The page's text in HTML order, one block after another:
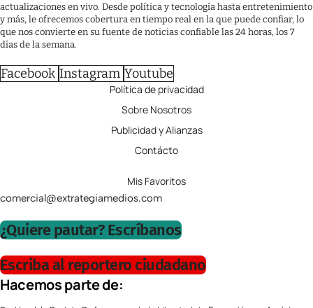
actualizaciones en vivo. Desde política y tecnología hasta entretenimiento
y más, le ofrecemos cobertura en tiempo real en la que puede confiar, lo
que nos convierte en su fuente de noticias confiable las 24 horas, los 7
días de la semana.
Facebook Instagram Youtube
Política de privacidad
Sobre Nosotros
Publicidad y Alianzas
Contácto
Mis Favoritos
comercial@extrategiamedios.com
¿Quiere pautar? Escríbanos
Escriba al reportero ciudadano
Hacemos parte de: